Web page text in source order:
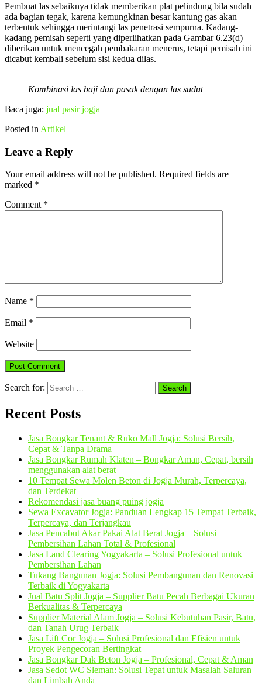
Pembuat las sebaiknya tidak memberikan plat pelindung bila sudah
ada bagian tegak, karena kemungkinan besar kantung gas akan
terbentuk sehingga merintangi las penetrasi sempurna. Kadang-
kadang pemisah seperti yang diperlihatkan pada Gambar 6.23(d)
diberikan untuk mencegah pembakaran menerus, tetapi pemisah ini
dicabut kembali sebelum sisi kedua dilas.
Kombinasi las baji dan pasak dengan las sudut
Baca juga: jual pasir jogja
Posted in Artikel
Leave a Reply
Your email address will not be published. Required fields are
marked *
Comment *
Name *
Email *
Website
Search for:
Recent Posts
Jasa Bongkar Tenant & Ruko Mall Jogja: Solusi Bersih,
Cepat & Tanpa Drama
Jasa Bongkar Rumah Klaten – Bongkar Aman, Cepat, bersih
menggunakan alat berat
10 Tempat Sewa Molen Beton di Jogja Murah, Terpercaya,
dan Terdekat
Rekomendasi jasa buang puing jogja
Sewa Excavator Jogja: Panduan Lengkap 15 Tempat Terbaik,
Terpercaya, dan Terjangkau
Jasa Pencabut Akar Pakai Alat Berat Jogja – Solusi
Pembersihan Lahan Total & Profesional
Jasa Land Clearing Yogyakarta – Solusi Profesional untuk
Pembersihan Lahan
Tukang Bangunan Jogja: Solusi Pembangunan dan Renovasi
Terbaik di Yogyakarta
Jual Batu Split Jogja – Supplier Batu Pecah Berbagai Ukuran
Berkualitas & Terpercaya
Supplier Material Alam Jogja – Solusi Kebutuhan Pasir, Batu,
dan Tanah Urug Terbaik
Jasa Lift Cor Jogja – Solusi Profesional dan Efisien untuk
Proyek Pengecoran Bertingkat
Jasa Bongkar Dak Beton Jogja – Profesional, Cepat & Aman
Jasa Sedot WC Sleman: Solusi Tepat untuk Masalah Saluran
dan Limbah Anda